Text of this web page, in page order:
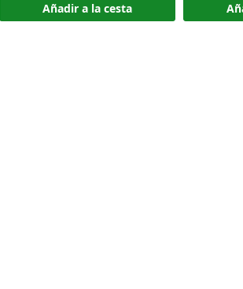
Añadir a la cesta